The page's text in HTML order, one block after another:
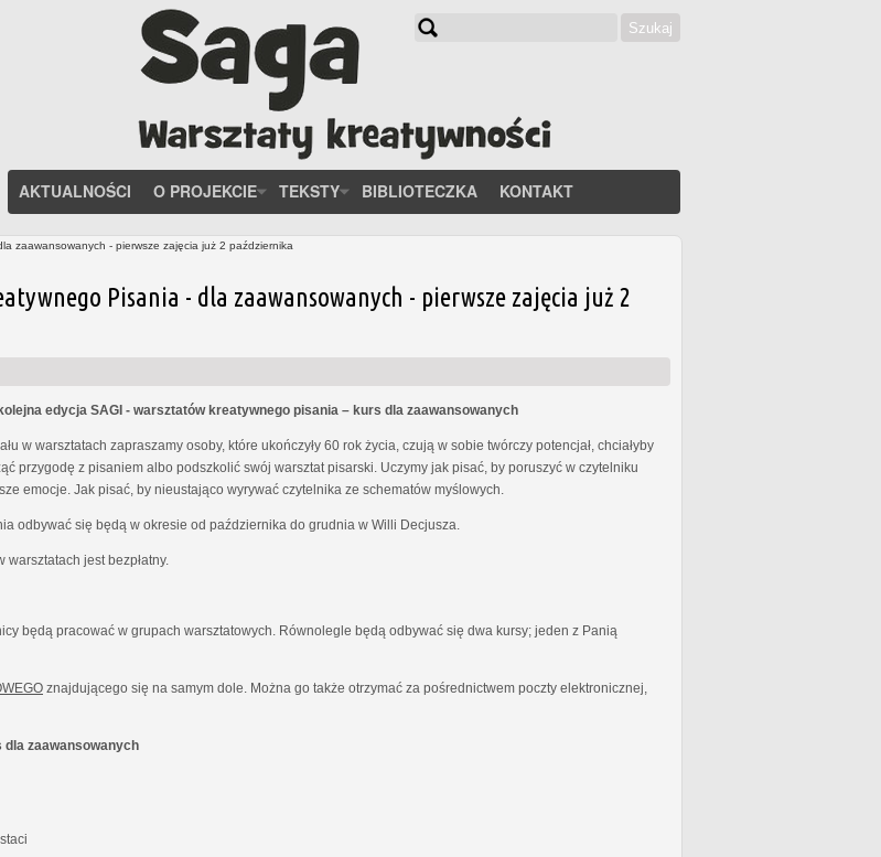
Szukaj
AKTUALNOŚCI O PROJEKCIE TEKSTY BIBLIOTECZKA KONTAKT
zaawansowanych - pierwsze zajęcia już 2 października
Pisania - dla zaawansowanych - pierwsze zajęcia już 2
edycja SAGI - warsztatów kreatywnego pisania – kurs dla zaawansowanych
w warsztatach zapraszamy osoby, które ukończyły 60 rok życia, czują w sobie twórczy potencjał, chciałyby
przygodę z pisaniem albo podszkolić swój warsztat pisarski. Uczymy jak pisać, by poruszyć w czytelniku
emocje. Jak pisać, by nieustająco wyrywać czytelnika ze schematów myślowych.
odbywać się będą w okresie od października do grudnia w Willi Decjusza.
warsztatach jest bezpłatny.
będą pracować w grupach warsztatowych. Równolegle będą odbywać się dwa kursy; jeden z Panią
znajdującego się na samym dole. Można go także otrzymać za pośrednictwem poczty elektronicznej,
zaawansowanych